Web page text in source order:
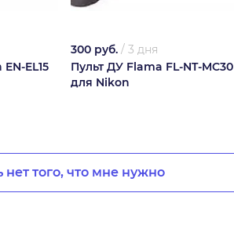
EL15
300 руб. / 3 дня
Пульт ДУ Flama FL-NT-MC30
для Nikon
нет того, что мне нужно